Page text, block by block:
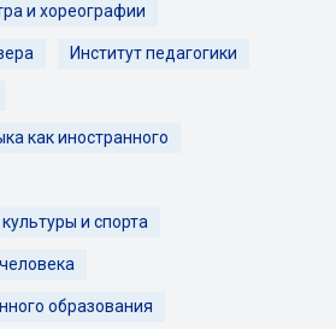
и хореографии
Институт педагогики
как иностранного
и спорта
образования